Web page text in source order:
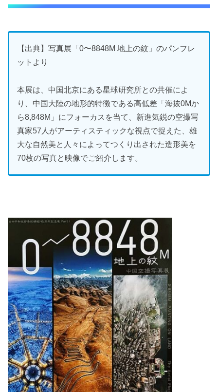
【出典】写真展「0〜8848M 地上の紋」のパンフレ
ットより
本展は、中国北京にある星球研究所との共催によ
り、中国大陸の地形的特徴である高低差「海抜0Mか
ら8,848M」にフォーカスを当て、新進気鋭の空撮写
真家57人がアーティスティックな視点で捉えた、雄
大な自然美と人々によってつくり出された造形美を
70枚の写真と映像でご紹介します。